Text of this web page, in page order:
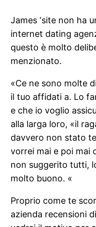
James ‘site non ha
internet dating
questo è molto
menzionato.
«Ce ne sono molte
il ​​tuo affidati a. Lo
e che io voglio
alla larga loro, «il
davvero non stato
vorrei mai e poi mai
non suggerito tutti,
molto buono. «
Proprio come te
azienda recensioni